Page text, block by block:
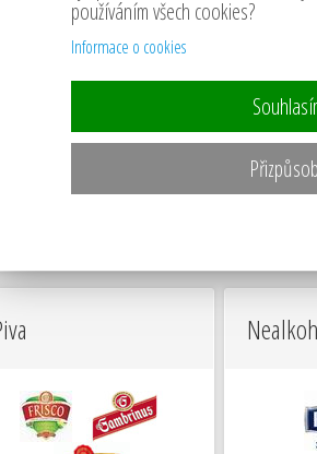
hostinec, pivnice
používáním všech cookies?
Informace o cookies